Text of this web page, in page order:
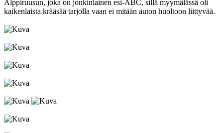
Alppiruusun, joka on jonkinlainen esi-ABC, sillä myymälässä oli
kaikenlaista krääsää tarjolla vaan ei mitään auton huoltoon liittyvää.